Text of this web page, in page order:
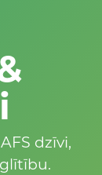
dzīvi,